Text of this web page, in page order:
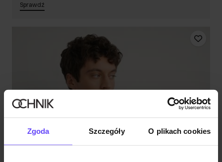
Zgoda Szczegóły O plikach cookies
Sprawdź